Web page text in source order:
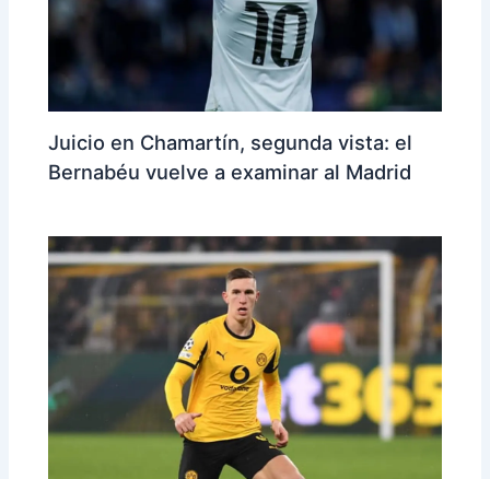
Juicio en Chamartín, segunda vista: el
Bernabéu vuelve a examinar al Madrid